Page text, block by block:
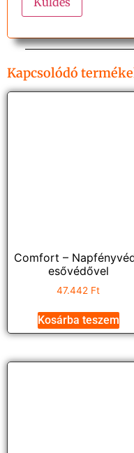
Kapcsolódó
Comfort –
esővédővel
47.442 Ft
Kosárba teszem